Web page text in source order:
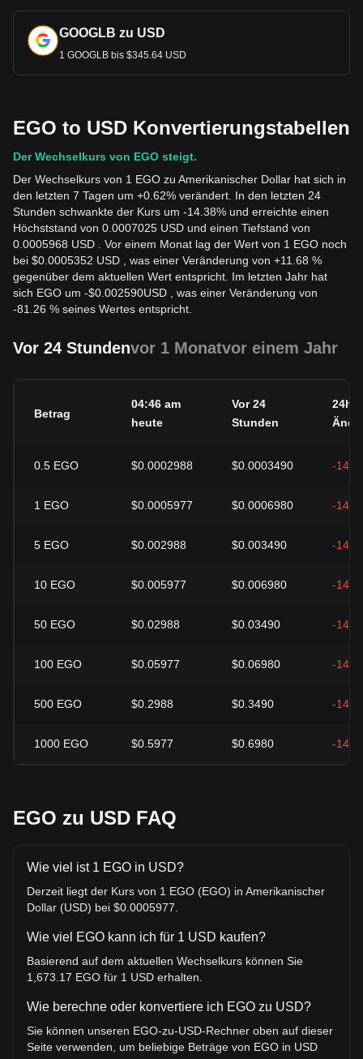
GOOGLB zu USD
1 GOOGLB bis $345.64 USD
EGO to USD Konvertierungstabellen
Der Wechselkurs von EGO steigt.
Der Wechselkurs von 1 EGO zu Amerikanischer Dollar hat sich in
den letzten 7 Tagen um +0.62% verändert. In den letzten 24
Stunden schwankte der Kurs um -14.38% und erreichte einen
Höchststand von 0.0007025 USD und einen Tiefstand von
0.0005968 USD . Vor einem Monat lag der Wert von 1 EGO noch
bei $0.0005352 USD , was einer Veränderung von +11.68 %
gegenüber dem aktuellen Wert entspricht. Im letzten Jahr hat
sich EGO um -$0.002590USD , was einer Veränderung von
-81.26 % seines Wertes entspricht.
Vor 24 Stundenvor 1 Monatvor einem Jahr
Betrag
04:46 am
heute
Vor 24
Stunden
24h
0.5 EGO $0.0002988 $0.0003490 -
1 EGO $0.0005977 $0.0006980 -
5 EGO $0.002988 $0.003490 -
10 EGO $0.005977 $0.006980 -
50 EGO $0.02988 $0.03490 -
100 EGO $0.05977 $0.06980 -
500 EGO $0.2988 $0.3490 -
1000 EGO $0.5977 $0.6980 -
EGO zu USD FAQ
Wie viel ist 1 EGO in USD?
Derzeit liegt der Kurs von 1 EGO (EGO) in Amerikanischer
Dollar (USD) bei $0.0005977.
Wie viel EGO kann ich für 1 USD kaufen?
Basierend auf dem aktuellen Wechselkurs können Sie
1,673.17 EGO für 1 USD erhalten.
Wie berechne oder konvertiere ich EGO zu USD?
Sie können unseren EGO-zu-USD-Rechner oben auf dieser
Seite verwenden, um beliebige Beträge von EGO in USD